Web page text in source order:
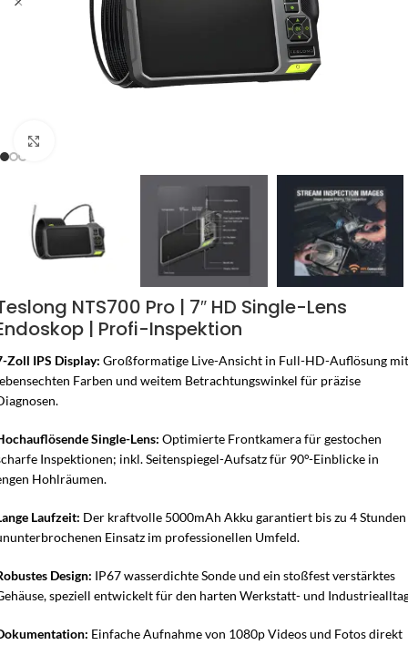
NTS700 Pro | 7″ HD Single-Lens
| Profi-Inspektion
Zoll IPS Display: Großformatige Live-Ansicht in Full-HD-Auflösung mit
Farben und weitem Betrachtungswinkel für präzise
Single-Lens: Optimierte Frontkamera für gestochen
Inspektionen; inkl. Seitenspiegel-Aufsatz für 90°-Einblicke in
Hohlräumen.
Laufzeit: Der kraftvolle 5000mAh Akku garantiert bis zu 4 Stunden
Einsatz im professionellen Umfeld.
Design: IP67 wasserdichte Sonde und ein stoßfest verstärktes
speziell entwickelt für den harten Werkstatt- und
Einfache Aufnahme von 1080p Videos und Fotos direkt